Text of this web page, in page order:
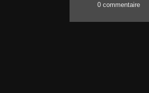
0 commentaire